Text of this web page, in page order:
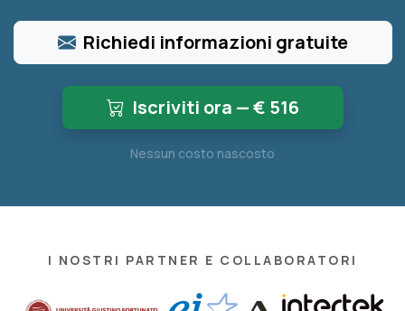
Richiedi informazioni gratuite
Iscriviti ora — € 516
Nessun costo nascosto
I NOSTRI PARTNER E COLLABORATORI